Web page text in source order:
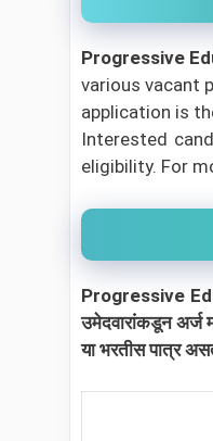
Progressive
various vacant
application is
Interested
eligibility. For
Progressive
उमेदवारांकडून अर्ज
या भरतीस पात्र